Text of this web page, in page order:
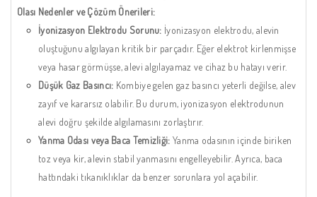
Olası Nedenler ve Çözüm Önerileri:
İyonizasyon Elektrodu Sorunu: İyonizasyon elektrodu, alevin
oluştuğunu algılayan kritik bir parçadır. Eğer elektrot kirlenmişse
veya hasar görmüşse, alevi algılayamaz ve cihaz bu hatayı verir.
Düşük Gaz Basıncı: Kombiye gelen gaz basıncı yeterli değilse, alev
zayıf ve kararsız olabilir. Bu durum, iyonizasyon elektrodunun
alevi doğru şekilde algılamasını zorlaştırır.
Yanma Odası veya Baca Temizliği: Yanma odasının içinde biriken
toz veya kir, alevin stabil yanmasını engelleyebilir. Ayrıca, baca
hattındaki tıkanıklıklar da benzer sorunlara yol açabilir.